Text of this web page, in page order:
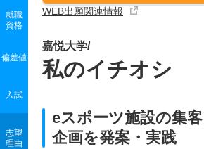
WEB出願関連情報
就職
資格
偏差値
入試
志望
理由
嘉悦大学/
私のイチオシ
eスポーツ施設の集
企画を発案・実践